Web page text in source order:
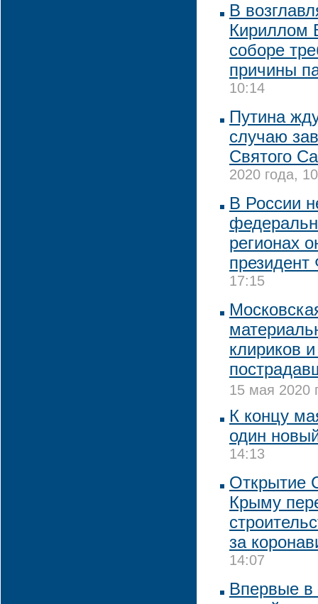
В
Кириллом
соборе
причины
10:14
Путина
случаю
Святого
2020 года,
В России
регионах
17:15
клириков
15 мая 2020
К концу
один
14:13
Открытие
Крыму
за
14:07
Впервые в